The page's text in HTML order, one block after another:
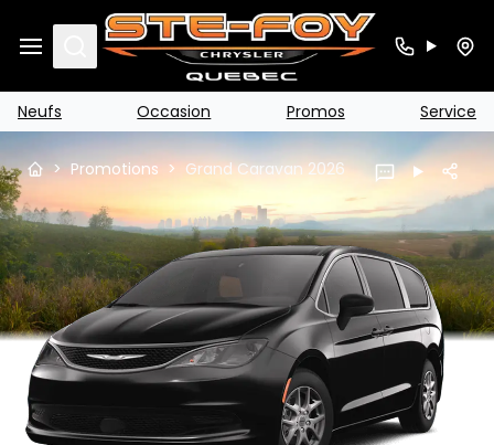
Search
Neufs Occasion Promos Service
> Promotions > Grand Caravan 2026